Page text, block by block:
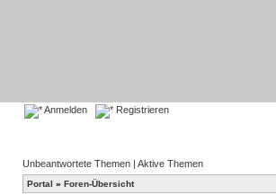
Anmelden Registrieren
Unbeantwortete Themen | Aktive Themen
Portal » Foren-Übersicht